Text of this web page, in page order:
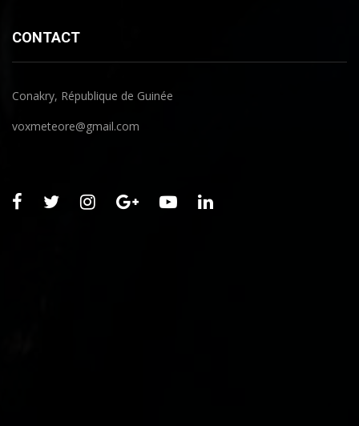
CONTACT
Conakry, République de Guinée
voxmeteore@gmail.com